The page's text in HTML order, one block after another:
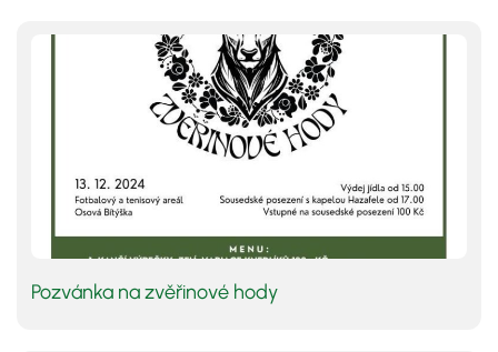
Pozvánka na zvěřinové hody